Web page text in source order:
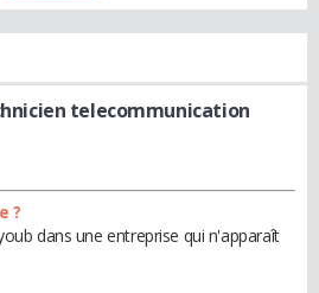
telecommunication
?
dans une entreprise qui n'apparaît